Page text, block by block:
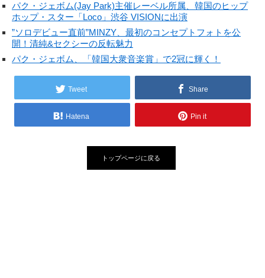
パク・ジェボム(Jay Park)主催レーベル所属、韓国のヒップ
ホップ・スター「Loco」渋谷 VISIONに出演
”ソロデビュー直前”MINZY、最初のコンセプトフォトを公
開！清純&セクシーの反転魅力
パク・ジェボム、「韓国大衆音楽賞」で2冠に輝く！
Tweet Share
Hatena Pin it
トップページに戻る